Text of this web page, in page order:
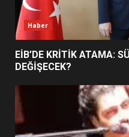
7
YENİ
Haber
EİB’DE KRİTİK ATAMA:
DEĞİŞECEK?